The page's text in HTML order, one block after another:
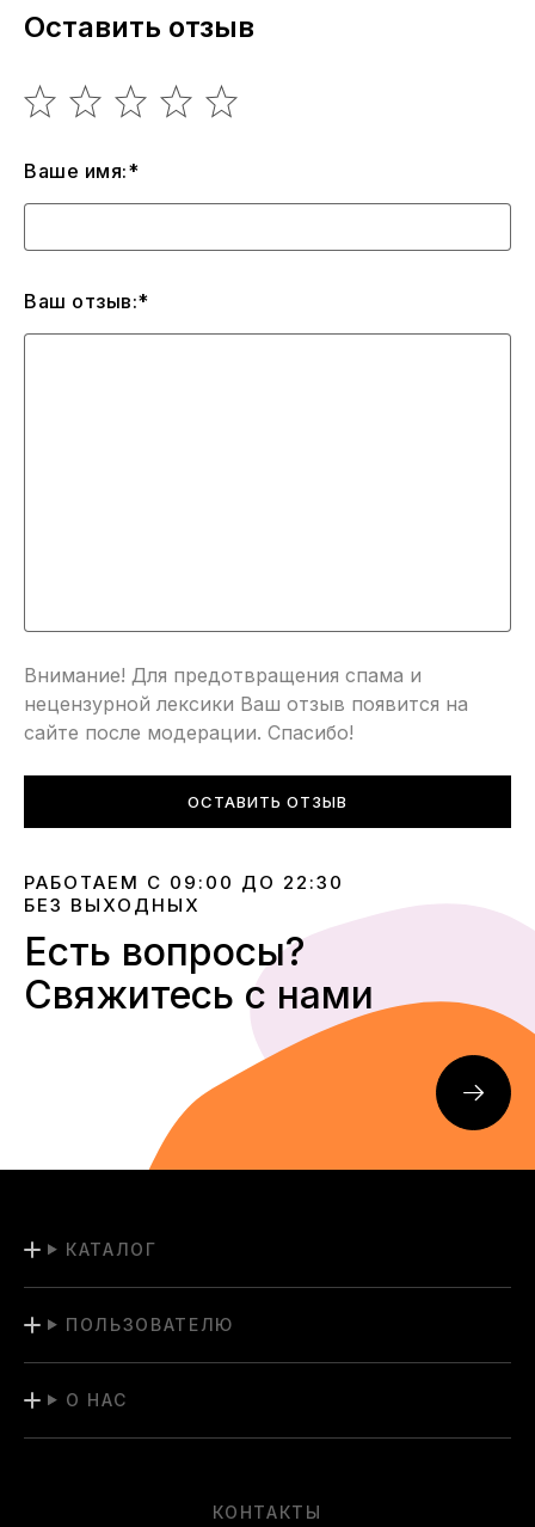
Оставить отзыв
Ваше имя:*
Ваш отзыв:*
Внимание! Для предотвращения спама и
нецензурной лексики Ваш отзыв появится на
сайте после модерации. Спасибо!
ОСТАВИТЬ ОТЗЫВ
РАБОТАЕМ С 09:00 ДО 22:30
БЕЗ ВЫХОДНЫХ
Есть вопросы?
Свяжитесь с нами
КАТАЛОГ
ПОЛЬЗОВАТЕЛЮ
О НАС
КОНТАКТЫ